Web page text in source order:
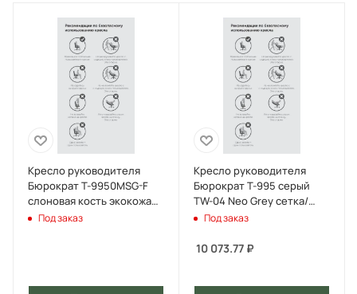
Кресло руководителя
Бюрократ T-9950MSG-F
слоновая кость экокожа
крестов. пластик
Под заказ
Кресло руководителя
Бюрократ T-995 серый
TW-04 Neo Grey сетка/
ткань с подголов.
Под заказ
10 073.77 ₽